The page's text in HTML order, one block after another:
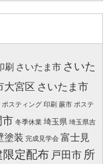
刷 さいたま市 さいた
大宮区 さいたま市
ポスティング 印刷 蕨市 ポステ
市 冬季休業 埼玉県 埼玉県吉
塗装 完成見学会 富士見
限定配布 戸田市 所